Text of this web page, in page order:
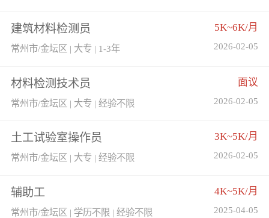
建筑材料检测员 5K~6K/月
常州市/金坛区 | 大专 | 1-3年 2026-02-05
材料检测技术员 面议
常州市/金坛区 | 大专 | 经验不限 2026-02-05
土工试验室操作员 3K~5K/月
常州市/金坛区 | 大专 | 经验不限 2026-02-05
辅助工 4K~5K/月
常州市/金坛区 | 学历不限 | 经验不限 2025-04-05